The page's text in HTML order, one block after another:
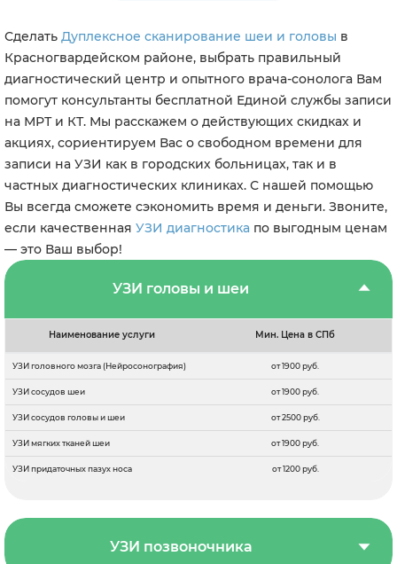
Сделать Дуплексное сканирование шеи и головы в
Красногвардейском районе, выбрать правильный
диагностический центр и опытного врача-сонолога Вам
помогут консультанты бесплатной Единой службы записи
на МРТ и КТ. Мы расскажем о действующих скидках и
акциях, сориентируем Вас о свободном времени для
записи на УЗИ как в городских больницах, так и в
частных диагностических клиниках. С нашей помощью
Вы всегда сможете сэкономить время и деньги. Звоните,
если качественная УЗИ диагностика по выгодным ценам
— это Ваш выбор!
УЗИ головы и шеи
Наименование услуги Мин. Цена в СПб
УЗИ головного мозга (Нейросонография) от 1900 руб.
УЗИ сосудов шеи от 1900 руб.
УЗИ сосудов головы и шеи от 2500 руб.
УЗИ мягких тканей шеи от 1900 руб.
УЗИ придаточных пазух носа от 1200 руб.
УЗИ позвоночника